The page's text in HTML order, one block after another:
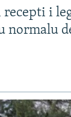
recepti i
normalu